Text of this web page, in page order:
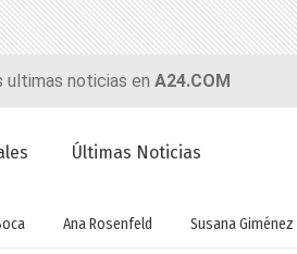
ultimas noticias en A24.COM
Últimas Noticias
Ana Rosenfeld Susana Giménez